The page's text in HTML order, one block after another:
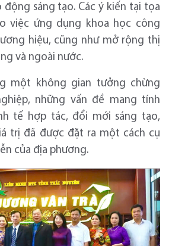
động sáng tạo. Các ý kiến tại tọa
việc ứng dụng khoa học công
hiệu, cũng như mở rộng thị
và ngoài nước.
một không gian tưởng chừng
những vấn đề mang tính
tế hợp tác, đổi mới sáng tạo,
trị đã được đặt ra một cách cụ
của địa phương.